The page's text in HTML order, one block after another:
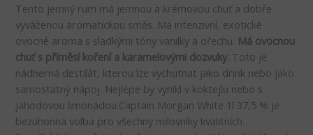
Tento jemný rum má jemnou a krémovou chuť a dobře
vyváženou aromatickou směs. Má intenzivní, exotické
ovocné aroma s sladkými tóny vanilky a ořechu. Má ovocnou
chuť s příměsí koření a karamelovými dozvuky. Toto je
nádherná destilát, kterou lze vychutnat jako drink nebo jako
samostatný nápoj. Nejlépe by vynikl v koktejlu nebo s
jahodovou limonádou.Captain Morgan White 1l 37,5 % je
bezúhonná volba pro všechny milovníky kvalitních